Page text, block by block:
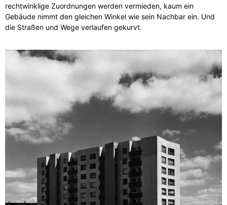
rechtwinklige Zuordnungen werden vermieden, kaum ein
Gebäude nimmt den gleichen Winkel wie sein Nachbar ein. Und
die Straßen und Wege verlaufen gekurvt.